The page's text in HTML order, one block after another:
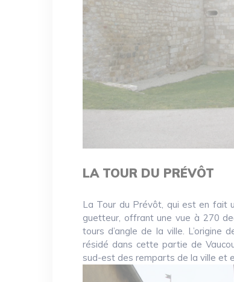
LA TOUR DU PRÉVÔT
La Tour du Prévôt, qui est en fait
guetteur, offrant une vue à 270
tours d’angle de la ville. L’origine
résidé dans cette partie de
sud-est des remparts de la ville et